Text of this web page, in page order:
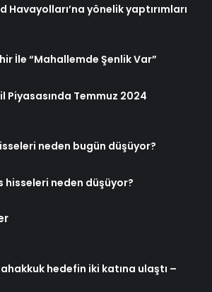
Havayolları’na yönelik yaptırımları
İle “Mahallemde Şenlik Var”
Piyasasında Temmuz 2024
neden bugün düşüyor?
hisseleri neden düşüyor?
hedefin iki katına ulaştı –